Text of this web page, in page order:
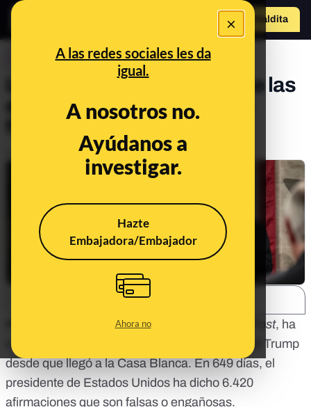
×
A las redes sociales les da
igual.
A nosotros no.
Ayúdanos a
investigar.
Hazte
Embajadora/Embajador
Ahora no
Hazte Maldito
a
CONTROL DEL PODER
La estrategia de Trump ante las
elecciones: declaraciones
falsas o engañosas
Nov 6, 2018, 4:03:18 PM
, el verificador del Washington Post, ha
estado analizando todo lo que ha dicho Donald Trump
desde que llegó a la Casa Blanca. En 649 días, el
presidente de Estados Unidos ha dicho 6.420
afirmaciones que son falsas o engañosas.